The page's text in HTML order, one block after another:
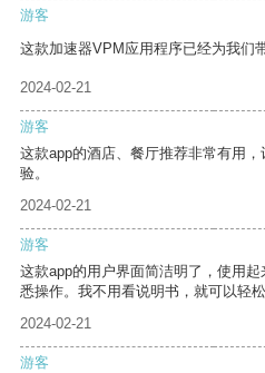
游客
这款加速器VPM应用程序已经为我们
2024-02-21
游客
这款app的酒店、餐厅推荐非常有用
验。
2024-02-21
游客
这款app的用户界面简洁明了，使用
悉操作。我不用看说明书，就可以轻松
2024-02-21
游客